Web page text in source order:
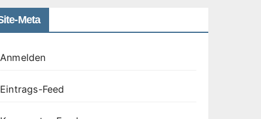
Meta
Anmelden
Eintrags-Feed